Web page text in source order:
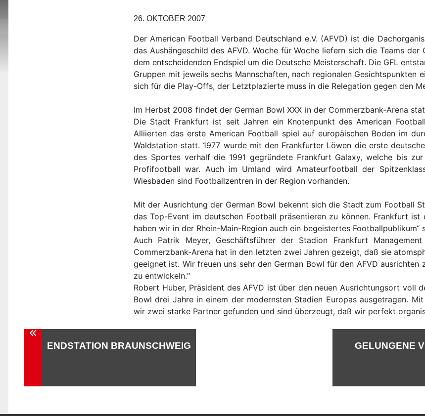
26. OKTOBER 2007
Der American Football Verband Deutschland e.V. (AFVD) ist die
das Aushängeschild des AFVD. Woche für Woche liefern sich die Teams
dem entscheidenden Endspiel um die Deutsche Meisterschaft. Die GFL
Gruppen mit jeweils sechs Mannschaften, nach regionalen
sich für die Play-Offs, der Letztplazierte muss in die Relegation gegen den
Im Herbst 2008 findet der German Bowl XXX in der Commerzbank-Arena
Die Stadt Frankfurt ist seit Jahren ein Knotenpunkt des American
Alliierten das erste American Football spiel auf europäischen Boden im
Waldstation statt. 1977 wurde mit den Frankfurter Löwen die erste
des Sportes verhalf die 1991 gegründete Frankfurt Galaxy, welche bis
Profifootball war. Auch im Umland wird Amateurfootball der
Wiesbaden sind Footballzentren in der Region vorhanden.
Mit der Ausrichtung der German Bowl bekennt sich die Stadt zum Football
das Top-Event im deutschen Football präsentieren zu können. Frankfurt
haben wir in der Rhein-Main-Region auch ein begeistertes
Auch Patrik Meyer, Geschäftsführer der Stadion Frankfurt
Commerzbank-Arena hat in den letzten zwei Jahren gezeigt, daß sie
geeignet ist. Wir freuen uns sehr den German Bowl für den AFVD
zu entwickeln.“
Robert Huber, Präsident des AFVD ist über den neuen Ausrichtungsort voll
Bowl drei Jahre in einem der modernsten Stadien Europas ausgetragen.
wir zwei starke Partner gefunden und sind überzeugt, daß wir perfekt
Beitragsnavigation
ENDSTATION BRAUNSCHWEIG GELUNGENE